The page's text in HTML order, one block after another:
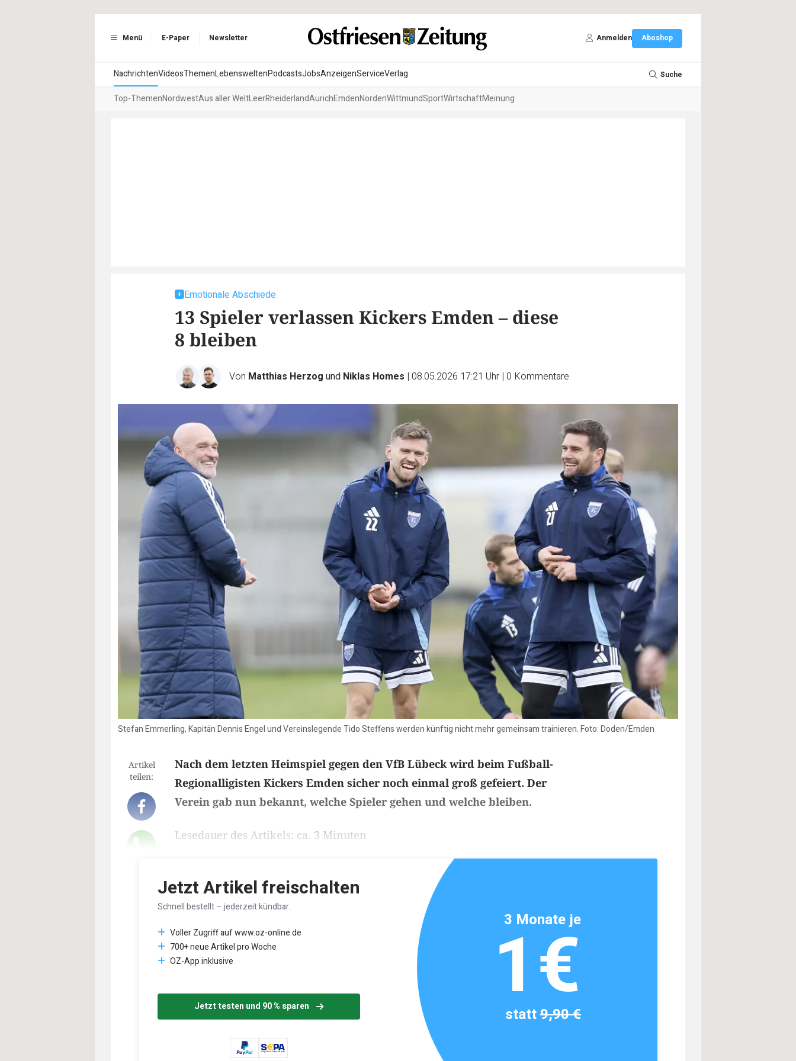
Menü E-Paper Newsletter Anmelden Aboshop
NachrichtenVideosThemenLebensweltenPodcastsJobsAnzeigenServiceVerlag Suche
Top-ThemenNordwestAus aller WeltLeerRheiderlandAurichEmdenNordenWittmundSportWirtschaftMeinung
Emotionale Abschiede
13 Spieler verlassen Kickers Emden – diese
8 bleiben
Von Matthias Herzog und Niklas Homes | 08.05.2026 17:21 Uhr | 0 Kommentare
Stefan Emmerling, Kapitän Dennis Engel und Vereinslegende Tido Steffens werden künftig nicht mehr gemeinsam trainieren. Foto: Doden/Emden
Artikel
teilen:
Nach dem letzten Heimspiel gegen den VfB Lübeck wird beim Fußball-
Regionalligisten Kickers Emden sicher noch einmal groß gefeiert. Der
Verein gab nun bekannt, welche Spieler gehen und welche bleiben.
Lesedauer des Artikels: ca. 3 Minuten
Jetzt Artikel freischalten
Schnell bestellt – jederzeit kündbar.
Voller Zugriff auf www.oz-online.de
700+ neue Artikel pro Woche
OZ-App inklusive
Jetzt testen und 90 % sparen
3 Monate je
1€
statt9,90 €